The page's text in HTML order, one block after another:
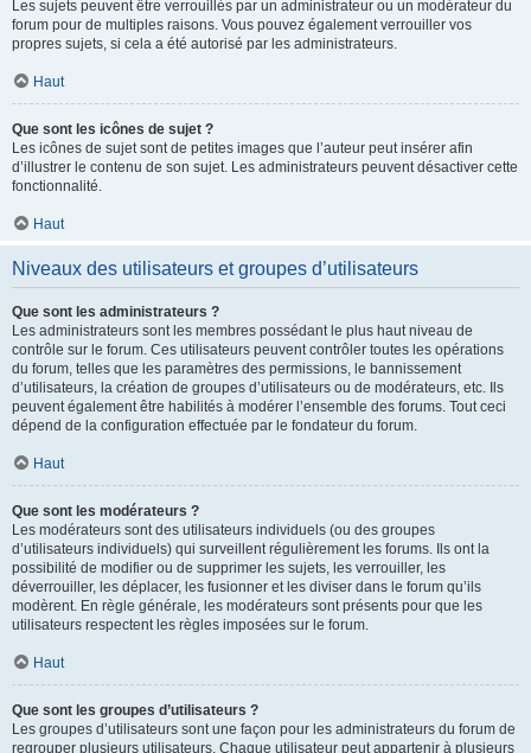
Les sujets peuvent être verrouillés par un administrateur ou un modérateur du
forum pour de multiples raisons. Vous pouvez également verrouiller vos
propres sujets, si cela a été autorisé par les administrateurs.
Haut
Que sont les icônes de sujet ?
Les icônes de sujet sont de petites images que l’auteur peut insérer afin
d’illustrer le contenu de son sujet. Les administrateurs peuvent désactiver cette
fonctionnalité.
Haut
Niveaux des utilisateurs et groupes d’utilisateurs
Que sont les administrateurs ?
Les administrateurs sont les membres possédant le plus haut niveau de
contrôle sur le forum. Ces utilisateurs peuvent contrôler toutes les opérations
du forum, telles que les paramètres des permissions, le bannissement
d’utilisateurs, la création de groupes d’utilisateurs ou de modérateurs, etc. Ils
peuvent également être habilités à modérer l’ensemble des forums. Tout ceci
dépend de la configuration effectuée par le fondateur du forum.
Haut
Que sont les modérateurs ?
Les modérateurs sont des utilisateurs individuels (ou des groupes
d’utilisateurs individuels) qui surveillent régulièrement les forums. Ils ont la
possibilité de modifier ou de supprimer les sujets, les verrouiller, les
déverrouiller, les déplacer, les fusionner et les diviser dans le forum qu’ils
modèrent. En règle générale, les modérateurs sont présents pour que les
utilisateurs respectent les règles imposées sur le forum.
Haut
Que sont les groupes d’utilisateurs ?
Les groupes d’utilisateurs sont une façon pour les administrateurs du forum de
regrouper plusieurs utilisateurs. Chaque utilisateur peut appartenir à plusieurs